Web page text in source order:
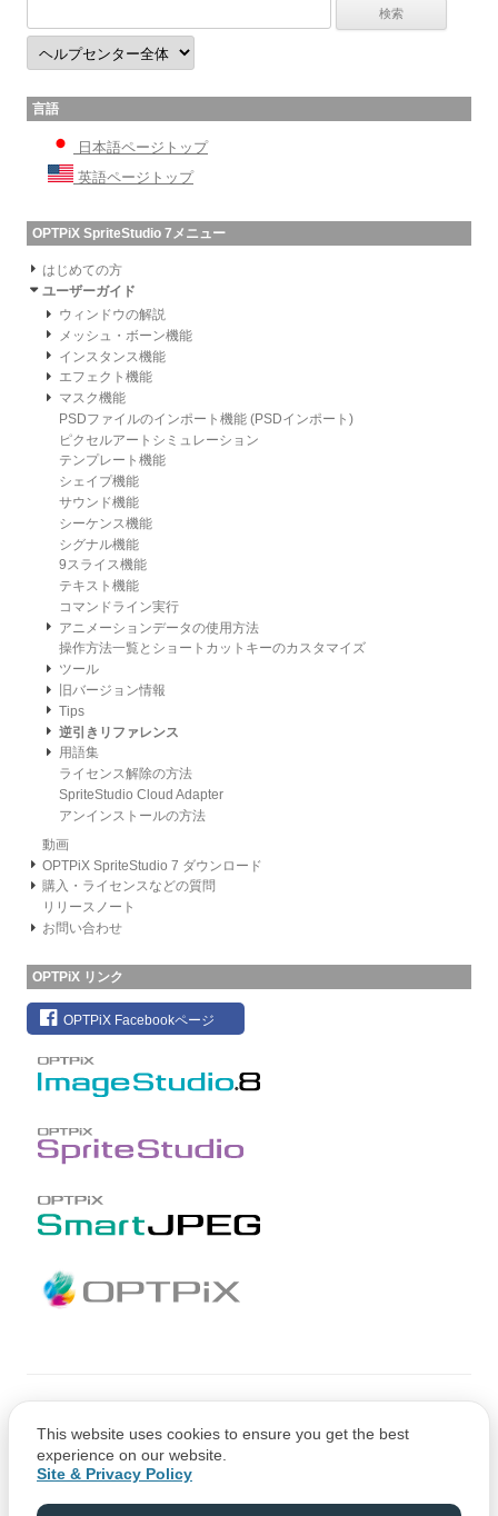
言語
日本語ページトップ
英語ページトップ
OPTPiX SpriteStudio 7メニュー
はじめての方
ユーザーガイド
ウィンドウの解説
メッシュ・ボーン機能
インスタンス機能
エフェクト機能
マスク機能
PSDファイルのインポート機能 (PSDインポート)
ピクセルアートシミュレーション
テンプレート機能
シェイプ機能
サウンド機能
シーケンス機能
シグナル機能
9スライス機能
テキスト機能
コマンドライン実行
アニメーションデータの使用方法
操作方法一覧とショートカットキーのカスタマイズ
ツール
旧バージョン情報
Tips
逆引きリファレンス
用語集
ライセンス解除の方法
SpriteStudio Cloud Adapter
アンインストールの方法
動画
OPTPiX SpriteStudio 7 ダウンロード
購入・ライセンスなどの質問
リリースノート
お問い合わせ
OPTPiX リンク
OPTPiX Facebookページ
Copyright © 1991-2021 Web Technology Corp.
This website uses cookies to ensure you get the best
experience on our website.
Site & Privacy Policy